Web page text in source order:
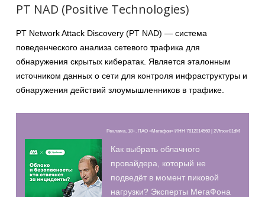
PT NAD (Positive Technologies)
PT Network Attack Discovery (PT NAD) — система
поведенческого анализа сетевого трафика для
обнаружения скрытых кибератак. Является эталонным
источником данных о сети для контроля инфраструктуры и
обнаружения действий злоумышленников в трафике.
Реклама, 18+. ПАО «Мегафон» ИНН 7812014560 | 2Vfnxxr81dM
Как выбрать облачного
провайдера, который не
подведёт в момент пиковой
нагрузки? Эксперты МегаФона